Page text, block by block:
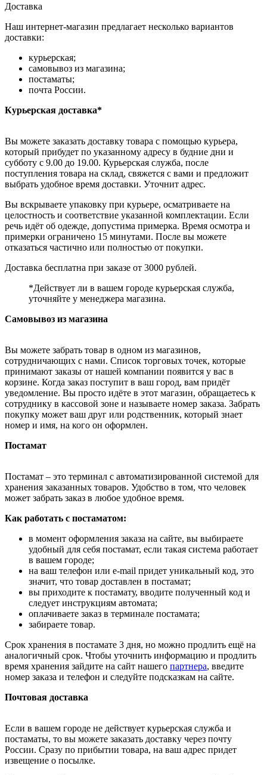
Доставка
Наш интернет-магазин предлагает несколько вариантов
доставки:
курьерская;
самовывоз из магазина;
постаматы;
почта России.
Курьерская доставка*
Вы можете заказать доставку товара с помощью курьера,
который прибудет по указанному адресу в будние дни и
субботу с 9.00 до 19.00. Курьерская служба, после
поступления товара на склад, свяжется с вами и предложит
выбрать удобное время доставки. Уточнит адрес.
Вы вскрываете упаковку при курьере, осматриваете на
целостность и соответствие указанной комплектации. Если
речь идёт об одежде, допустима примерка. Время осмотра и
примерки ограничено 15 минутами. После вы можете
отказаться частично или полностью от покупки.
Доставка бесплатна при заказе от 3000 рублей.
*Действует ли в вашем городе курьерская служба,
уточняйте у менеджера магазина.
Самовывоз из магазина
Вы можете забрать товар в одном из магазинов,
сотрудничающих с нами. Список торговых точек, которые
принимают заказы от нашей компании появится у вас в
корзине. Когда заказ поступит в ваш город, вам придёт
уведомление. Вы просто идёте в этот магазин, обращаетесь к
сотруднику в кассовой зоне и называете номер заказа. Забрать
покупку может ваш друг или родственник, который знает
номер и имя, на кого он оформлен.
Постамат
Постамат – это терминал с автоматизированной системой для
хранения заказанных товаров. Удобство в том, что человек
может забрать заказ в любое удобное время.
Как работать с постаматом:
в момент оформления заказа на сайте, вы выбираете
удобный для себя постамат, если такая система работает
в вашем городе;
на ваш телефон или e-mail придет уникальный код, это
значит, что товар доставлен в постамат;
вы приходите к постамату, вводите полученный код и
следует инструкциям автомата;
оплачиваете заказ в терминале постамата;
забираете товар.
Срок хранения в постамате 3 дня, но можно продлить ещё на
аналогичный срок. Чтобы уточнить информацию и продлить
время хранения зайдите на сайт нашего партнера, введите
номер заказа и телефон и следуйте подсказкам на сайте.
Почтовая доставка
Если в вашем городе не действует курьерская служба и
постаматы, то вы можете заказать доставку через почту
России. Сразу по прибытии товара, на ваш адрес придет
извещение о посылке.